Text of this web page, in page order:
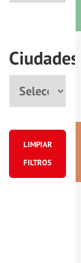
Ciudades
LIMPIAR
FILTROS